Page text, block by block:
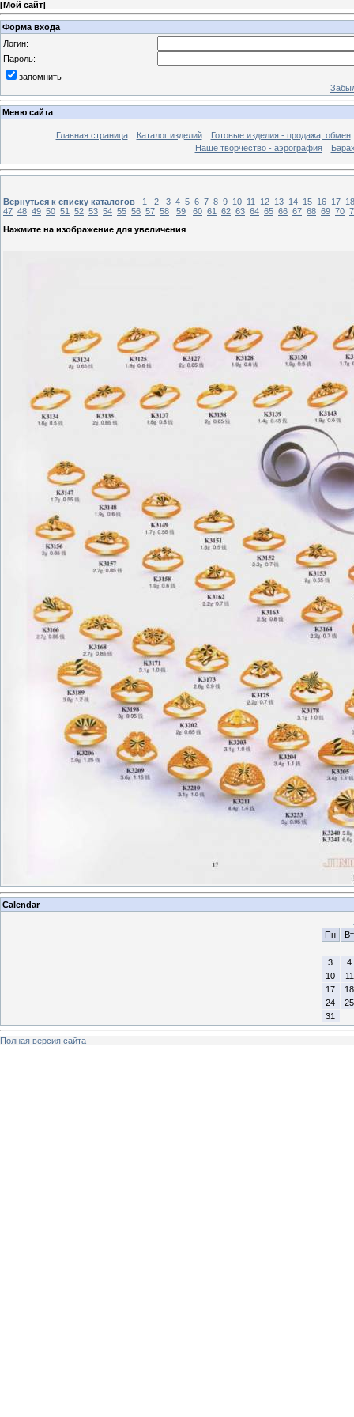
[Мой сайт]
Форма входа
Логин:
Пароль:
запомнить
Меню сайта
Главная страница Каталог изделий
Готовые изделия - продажа, обмен
Наше творчество - аэрография
Вернуться к списку каталогов 1 2 3 4 5 6 7 8 9 10 11 12 13 14 15 16 17 18
47 48 49 50 51 52 53 54 55 56 57 58 59 60 61 62 63 64 65 66 67 68 69 70
Нажмите на изображение для увеличения
Calendar
Пн
Вт
3
4
10
11
17
18
24
25
31
Полная версия сайта